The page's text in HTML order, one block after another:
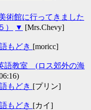
術館に行ってきました
）
▼ [Mrs.Chevy]
もどき [moricc]
語教室 (ロス郊外の海
もどき [プリン]
もどき [カイ]